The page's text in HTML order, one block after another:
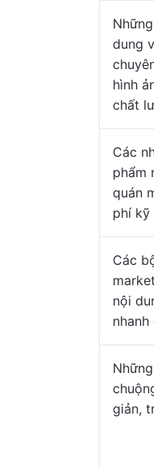
dung
hình
chất
Các
phẩm
quán
phí kỹ
Các
nội
nhanh
giản,